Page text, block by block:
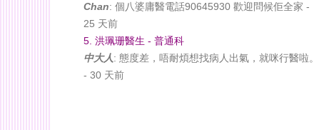
Chan: 個八婆庸醫電話90645930 歡迎問候佢全家 -
25 天前
5. 洪珮珊醫生 - 普通科
中大人: 態度差，唔耐煩想找病人出氣，就咪行醫啦。
- 30 天前